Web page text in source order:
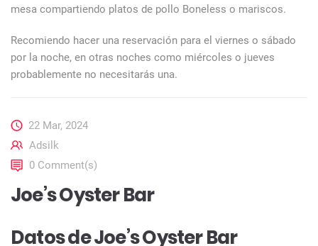
mesa compartiendo platos de pollo Boneless o mariscos.
Recomiendo hacer una reservación para el viernes o sábado
por la noche, en otras noches como miércoles o jueves
probablemente no necesitarás una.
22 Mar, 2024
Adsilk
0 Comment(s)
Joe’s Oyster Bar
Datos de Joe’s Oyster Bar